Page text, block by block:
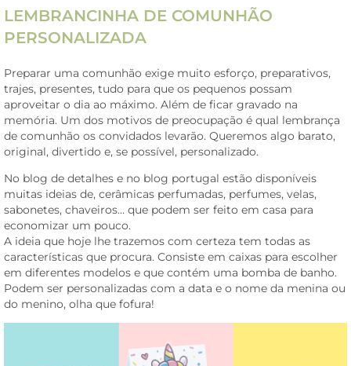
LEMBRANCINHA DE COMUNHÃO
PERSONALIZADA
Preparar uma comunhão exige muito esforço, preparativos,
trajes, presentes, tudo para que os pequenos possam
aproveitar o dia ao máximo. Além de ficar gravado na
memória. Um dos motivos de preocupação é qual lembrança
de comunhão os convidados levarão. Queremos algo barato,
original, divertido e, se possível, personalizado.
No blog de detalhes e no blog portugal estão disponíveis
muitas ideias de, cerâmicas perfumadas, perfumes, velas,
sabonetes, chaveiros… que podem ser feito em casa para
economizar um pouco.
A ideia que hoje lhe trazemos com certeza tem todas as
características que procura. Consiste em caixas para escolher
em diferentes modelos e que contém uma bomba de banho.
Podem ser personalizadas com a data e o nome da menina ou
do menino, olha que fofura!